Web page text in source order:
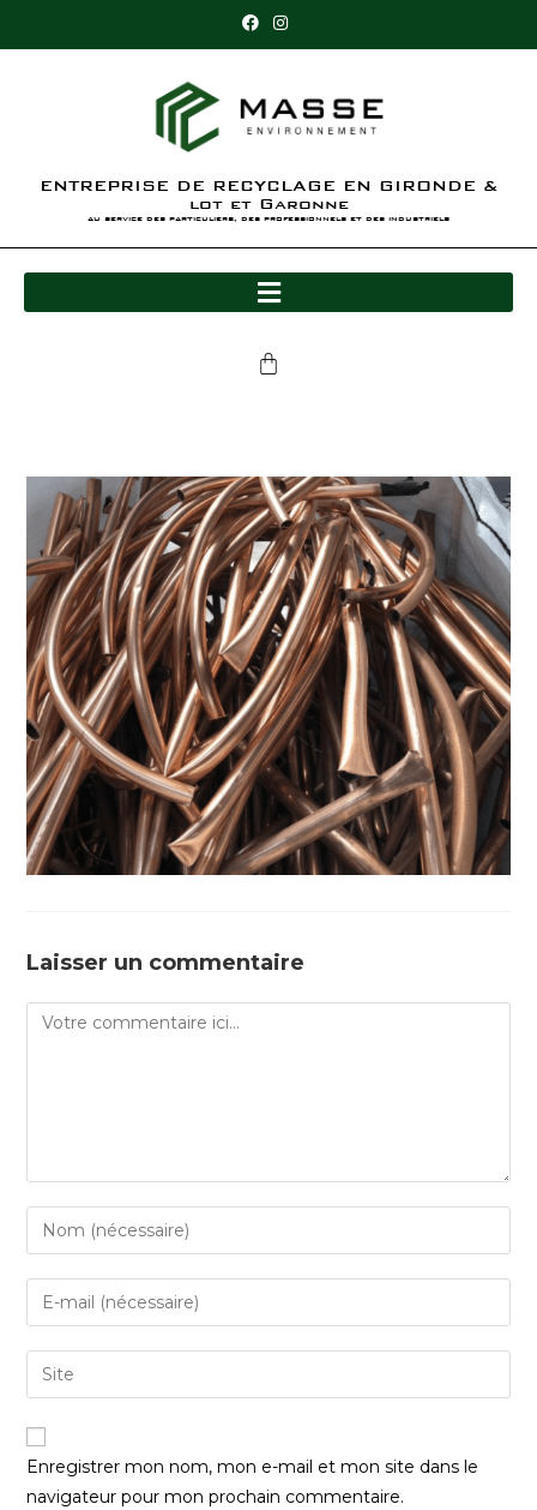
ENTREPRISE DE RECYCLAGE EN GIRONDE &
lot et Garonne
au service des particuliers, des professionnels et des industriels
Laisser un commentaire
Enregistrer mon nom, mon e-mail et mon site dans le
navigateur pour mon prochain commentaire.